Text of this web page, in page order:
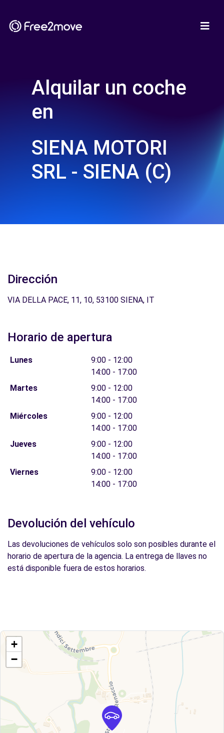
Alquilar un coche
en
SIENA MOTORI
SRL - SIENA (C)
Dirección
VIA DELLA PACE, 11, 10, 53100 SIENA, IT
Horario de apertura
Lunes
9:00 - 12:00
14:00 - 17:00
Martes
9:00 - 12:00
14:00 - 17:00
Miércoles
9:00 - 12:00
14:00 - 17:00
Jueves
9:00 - 12:00
14:00 - 17:00
Viernes
9:00 - 12:00
14:00 - 17:00
Devolución del vehículo
Las devoluciones de vehículos solo son posibles durante el
horario de apertura de la agencia. La entrega de llaves no
está disponible fuera de estos horarios.
+
−